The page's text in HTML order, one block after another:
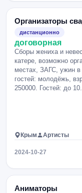
Организаторы
дистанционно
договорная
Сборы жениха и
катере, возможно
местах, ЗАГС, ужин в
гостей: молодёжь,
250000. Гостей: до 10.
Крым Артисты
2024-10-27
Аниматоры